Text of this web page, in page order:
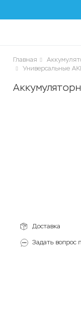
Главная
Универсальные
Доставка
Задать вопрос